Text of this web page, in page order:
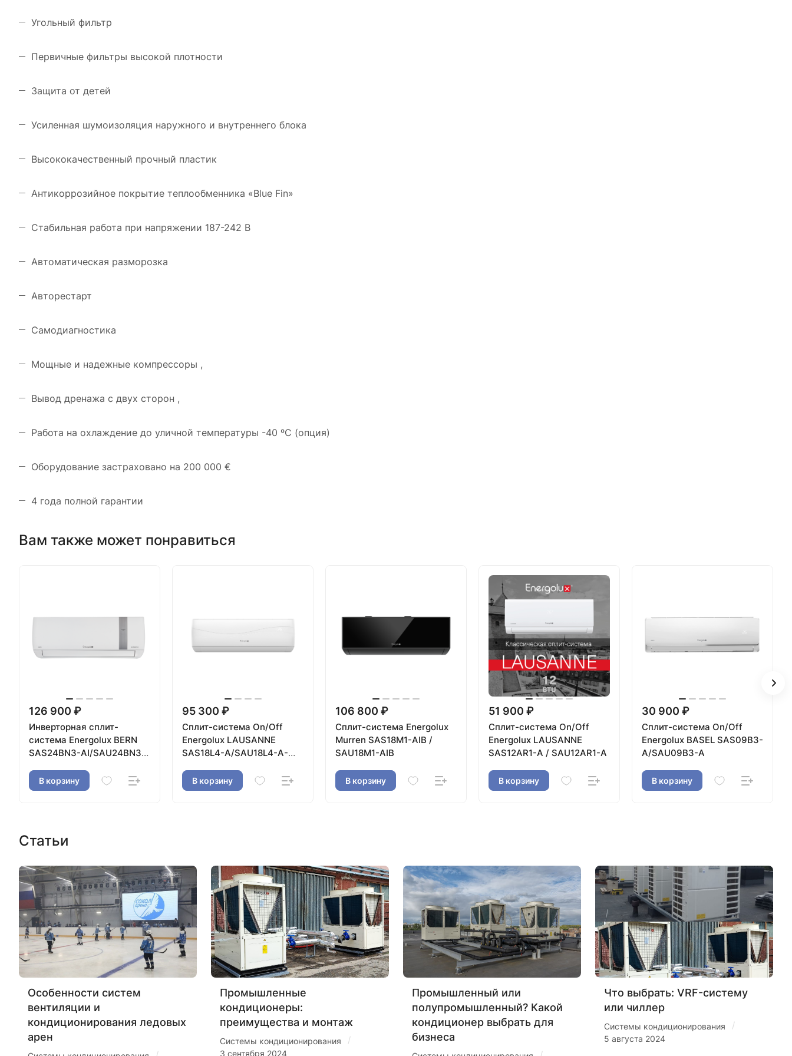
Угольный фильтр
Первичные фильтры высокой плотности
Защита от детей
Усиленная шумоизоляция наружного и внутреннего блока
Высококачественный прочный пластик
Антикоррозийное покрытие теплообменника «Blue Fin»
Стабильная работа при напряжении 187-242 В
Автоматическая разморозка
Авторестарт
Самодиагностика
Мощные и надежные компрессоры ,
Вывод дренажа с двух сторон ,
Работа на охлаждение до уличной температуры -40 ºС (опция)
Оборудование застраховано на 200 000 €
4 года полной гарантии
Вам также может понравиться
126 900 ₽
Инверторная сплит-
система Energolux BERN
SAS24BN3-AI/SAU24BN3-
В корзину
95 300 ₽
Сплит-система On/Off
Energolux LAUSANNE
SAS18L4-A/SAU18L4-A-
В корзину
106 800 ₽
Сплит-система Energolux
Murren SAS18M1-AIB /
SAU18M1-AIB
В корзину
51 900 ₽
Сплит-система On/Off
Energolux LAUSANNE
SAS12AR1-A / SAU12AR1-A
В корзину
30 900 ₽
Сплит-система On/Off
Energolux BASEL SAS09B3-
A/SAU09B3-A
В корзину
Статьи
Особенности систем
вентиляции и
кондиционирования ледовых
арен
Промышленные
кондиционеры:
преимущества и монтаж
Системы кондиционирования /
3 сентября 2024
Промышленный или
полупромышленный? Какой
кондиционер выбрать для
бизнеса
Что выбрать: VRF-систему
или чиллер
Системы кондиционирования /
5 августа 2024